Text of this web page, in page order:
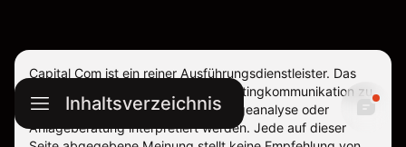
Inhaltsverzeichnis
Capital Com ist ein reiner Ausführungsdienstleister. Das
gegenwärtige Material ist als Marketingkommunikation zu
betrachten und sollte nicht als Anlageanalyse oder
Anlageberatung interpretiert werden. Jede auf dieser